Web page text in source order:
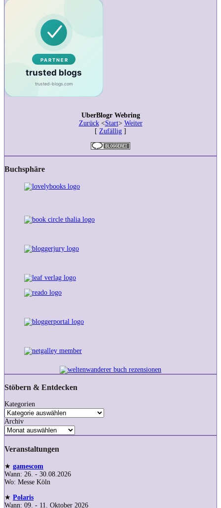
UberBlogr Webring
Zurück<Start> Weiter
[ Zufällig ]
Buchsphäre
Stöbern & Entdecken
Kategorien
Archiv
Veranstaltungen
★ gamescom
Wann: 26. - 30.08.2026
Wo: Messe Köln
★ Polaris
Wann: 09. - 11. Oktober 2026